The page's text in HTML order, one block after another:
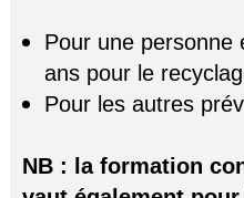
Pour une personne
ans pour le
Pour les autres
NB : la formation